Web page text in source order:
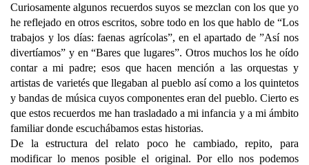
Curiosamente algunos recuerdos suyos se mezclan con los que yo
he reflejado en otros escritos, sobre todo en los que hablo de “Los
trabajos y los días: faenas agrícolas”, en el apartado de ”Así nos
divertíamos” y en “Bares que lugares”. Otros muchos los he oído
contar a mi padre; esos que hacen mención a las orquestas y
artistas de varietés que llegaban al pueblo así como a los quintetos
y bandas de música cuyos componentes eran del pueblo. Cierto es
que estos recuerdos me han trasladado a mi infancia y a mi ámbito
familiar donde escuchábamos estas historias.
De la estructura del relato poco he cambiado, repito, para
modificar lo menos posible el original. Por ello nos podemos